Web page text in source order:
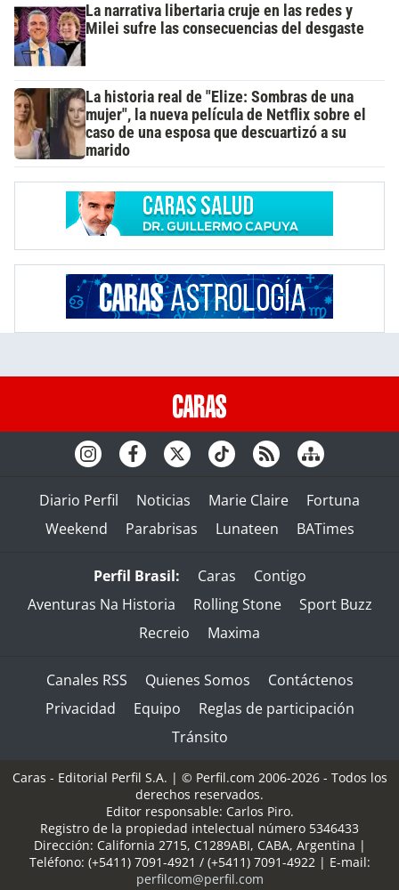
La narrativa libertaria cruje en las redes y
Milei sufre las consecuencias del desgaste
La historia real de "Elize: Sombras de una
mujer", la nueva película de Netflix sobre el
caso de una esposa que descuartizó a su
marido
Diario Perfil Noticias Marie Claire
Fortuna
Weekend
Parabrisas Lunateen BATimes
Perfil Brasil: Caras
Contigo
Aventuras Na Historia
Rolling Stone
Sport Buzz
Recreio
Maxima
Canales RSS Quienes Somos
Contáctenos
Privacidad
Equipo
Reglas de participación
Tránsito
Caras - Editorial Perfil S.A. | © Perfil.com 2006-2026 - Todos los
derechos reservados.
Editor responsable: Carlos Piro.
Registro de la propiedad intelectual número 5346433
Dirección: California 2715, C1289ABI, CABA, Argentina |
Teléfono: (+5411) 7091-4921 / (+5411) 7091-4922 | E-mail:
perfilcom@perfil.com